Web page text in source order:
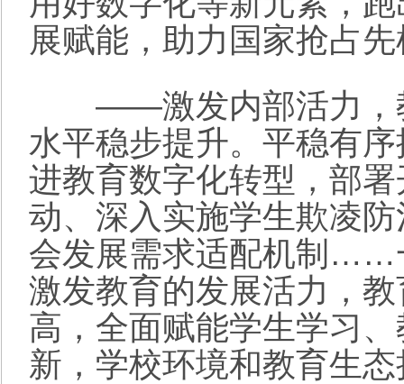
展赋能，助力国家抢占
——激发内部活力，教
水平稳步提升。平稳有
进教育数字化转型，部
动、深入实施学生欺凌
会发展需求适配机制……
激发教育的发展活力，
高，全面赋能学生学习
新，学校环境和教育生